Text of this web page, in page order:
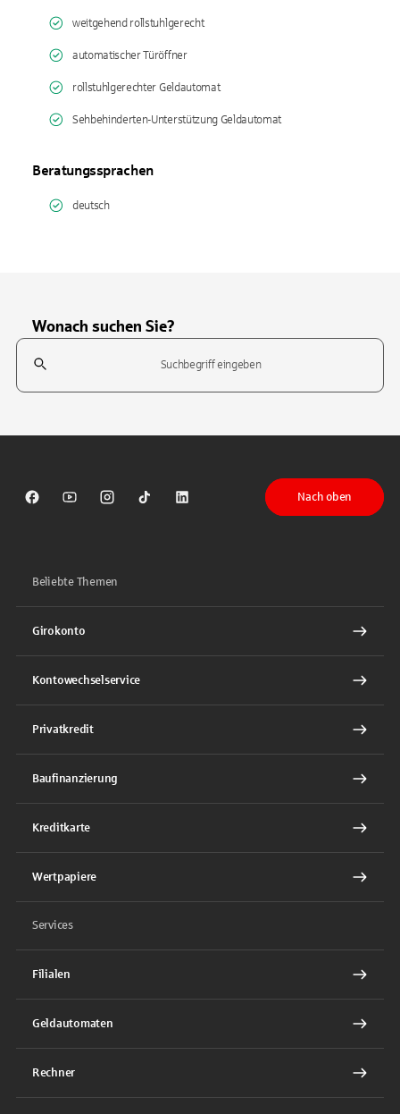
weitgehend rollstuhlgerecht
automatischer Türöffner
rollstuhlgerechter Geldautomat
Sehbehinderten-Unterstützung Geldautomat
Beratungssprachen
deutsch
Wonach suchen Sie?
Suchfeld
Sparkasse auf Facebook
Sparkasse auf Youtube
Sparkasse auf Instagram
Sparkasse auf TikTok
Sparkasse auf LinkedIn
Nach oben
Beliebte Themen
Girokonto
Kontowechselservice
Privatkredit
Baufinanzierung
Kreditkarte
Wertpapiere
Services
Filialen
Geldautomaten
Rechner